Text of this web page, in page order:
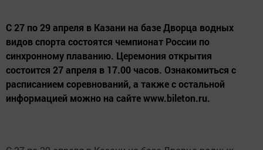
С 27 по 29 апреля в Казани на базе Дворца водных
видов спорта состоятся чемпионат России по
синхронному плаванию. Церемония открытия
состоится 27 апреля в 17.00 часов. Ознакомиться с
расписанием соревнований, а также с остальной
информацией можно на сайте www.bileton.ru.